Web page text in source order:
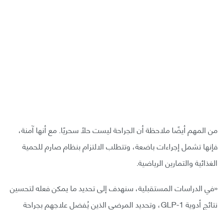
من المهم أيضًا ملاحظة أن الجراحة ليست حلًا سحريًا. مع أنها آمنة،
فإنها تشمل إجراءات باضعة، وتتطلب الالتزام بنظام صارم للحمية
الغذائية والتمارين الرياضية.
«في الدراسات المستقبلية، سنهدف إلى تحديد ما يمكن فعله لتحسين
نتائج أدوية GLP-1، وتحديد المرضى الذين يُفضل علاجهم بجراحة